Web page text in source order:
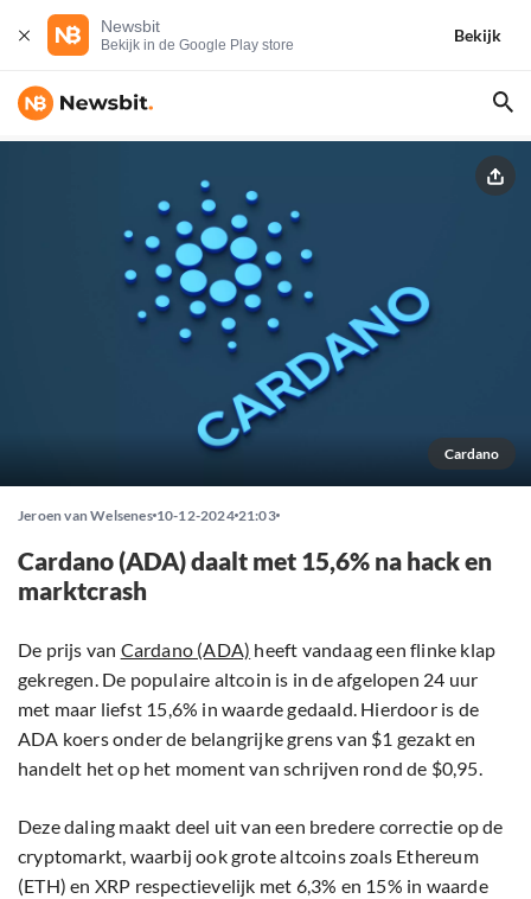
Newsbit
Bekijk in de Google Play store
Bekijk
Cardano
Jeroen van Welsenes 10-12-2024 21:03
Cardano (ADA) daalt met 15,6% na hack en
marktcrash
De prijs van Cardano (ADA) heeft vandaag een flinke klap
gekregen. De populaire altcoin is in de afgelopen 24 uur
met maar liefst 15,6% in waarde gedaald. Hierdoor is de
ADA koers onder de belangrijke grens van $1 gezakt en
handelt het op het moment van schrijven rond de $0,95.
Deze daling maakt deel uit van een bredere correctie op de
cryptomarkt, waarbij ook grote altcoins zoals Ethereum
(ETH) en XRP respectievelijk met 6,3% en 15% in waarde